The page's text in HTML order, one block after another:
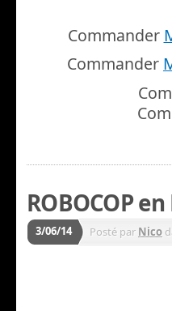
Commander
Commander
ROBOCOP
3/06/14 Posté par Nico